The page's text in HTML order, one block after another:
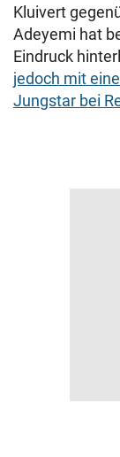
Kluivert
Adeyemi hat
Eindruck
jedoch mit
Jungstar bei